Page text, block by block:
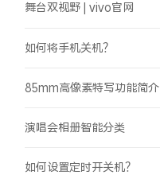
舞台双视野 | vivo官网
如何将手机关机？
85mm高像素特写功能简介
演唱会相册智能分类
如何设置定时开关机？